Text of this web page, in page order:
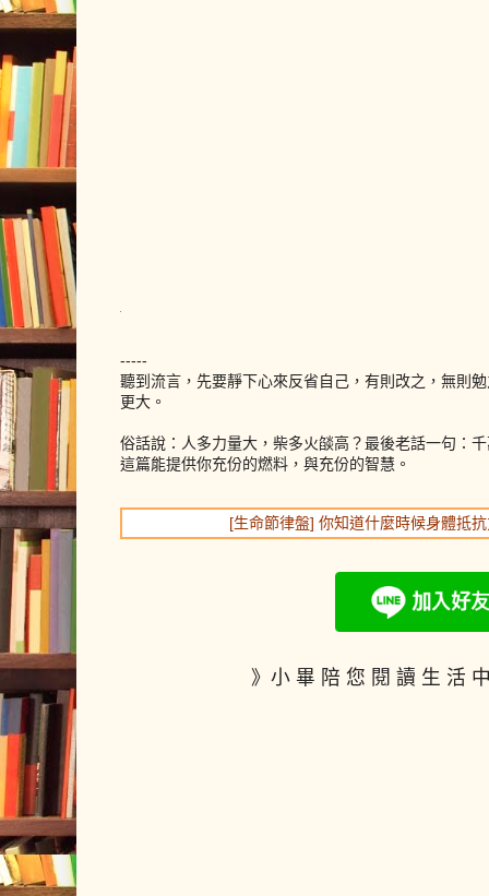
-----
聽到流言，先要靜下心來反省自己，有則改之，無則
更大。
俗話說：人多力量大，柴多火燄高？最後老話一句：
這篇能提供你充份的燃料，與充份的智慧。
[生命節律盤] 你知道什麼時候身體抵
》小 畢 陪 您 閱 讀 生 活